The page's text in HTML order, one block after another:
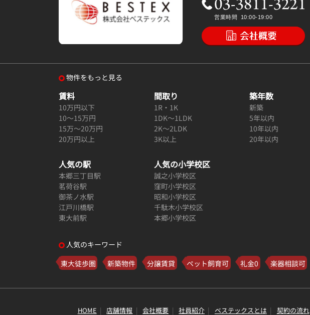
物件をもっと見る
賃料
10万円以下
10～15万円
15万～20万円
20万円以上
間取り
1R・1K
1DK～1LDK
2K～2LDK
3K以上
築年数
新築
5年以内
10年以内
20年以内
人気の駅
本郷三丁目駅
茗荷谷駅
御茶ノ水駅
江戸川橋駅
東大前駅
人気の小学校区
誠之小学校区
窪町小学校区
昭和小学校区
千駄木小学校区
本郷小学校区
人気のキーワード
東大徒歩圏
新築物件 分譲賃貸 ペット飼育可 礼金0 楽器相談可
HOME 店舗情報 会社概要 社員紹介 ベステックスとは 契約の流れ